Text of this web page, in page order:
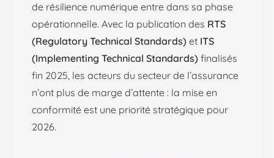
de résilience numérique entre dans sa phase
opérationnelle. Avec la publication des RTS
(Regulatory Technical Standards) et ITS
(Implementing Technical Standards) finalisés
fin 2025, les acteurs du secteur de l’assurance
n’ont plus de marge d’attente : la mise en
conformité est une priorité stratégique pour
2026.